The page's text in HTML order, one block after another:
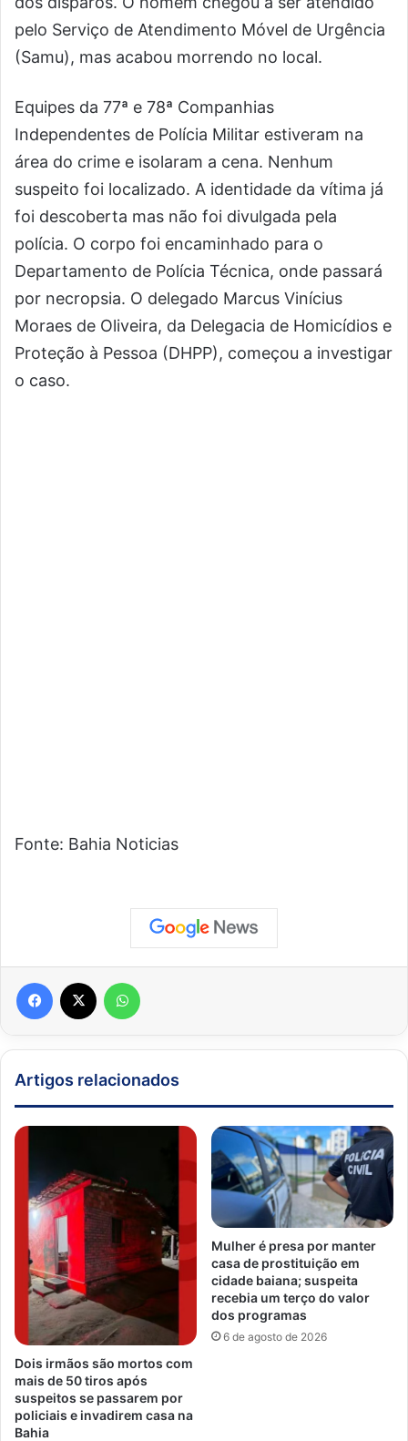
pelo Serviço de Atendimento Móvel de Urgência
(Samu), mas acabou morrendo no local.
Equipes da 77ª e 78ª Companhias
Independentes de Polícia Militar estiveram na
área do crime e isolaram a cena. Nenhum
suspeito foi localizado. A identidade da vítima já
foi descoberta mas não foi divulgada pela
polícia. O corpo foi encaminhado para o
Departamento de Polícia Técnica, onde passará
por necropsia. O delegado Marcus Vinícius
Moraes de Oliveira, da Delegacia de Homicídios e
Proteção à Pessoa (DHPP), começou a investigar
o caso.
Fonte: Bahia Noticias
Artigos relacionados
Dois irmãos são mortos com
mais de 50 tiros após
suspeitos se passarem por
policiais e invadirem casa na
Bahia
Mulher é presa por manter
casa de prostituição em
cidade baiana; suspeita
recebia um terço do valor
dos programas
6 de agosto de 2026